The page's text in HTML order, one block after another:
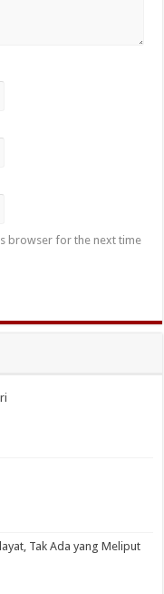
browser for the next time
Tak Ada yang Meliput